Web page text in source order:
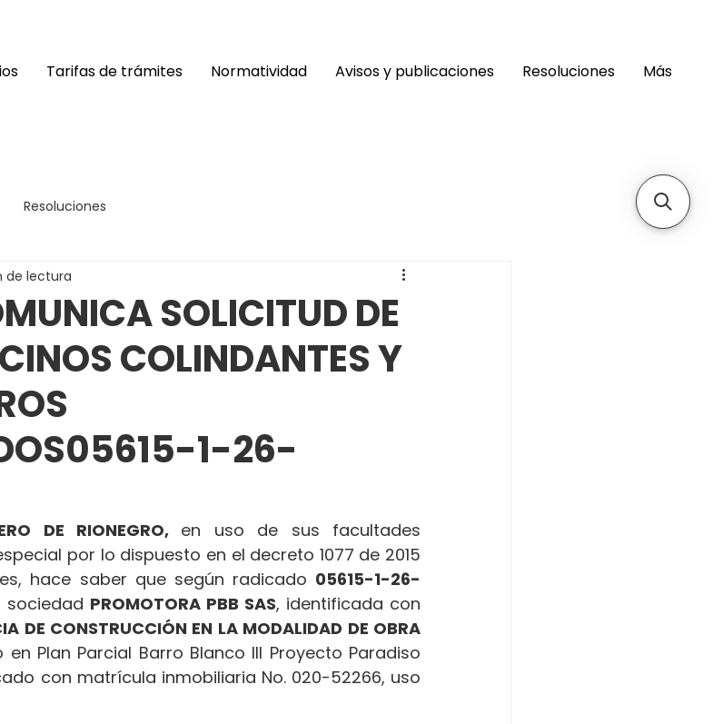
Tarifas de trámites Normatividad Avisos y publicaciones Resoluciones Más
Resoluciones
SOLICITUD DE
COLINDANTES Y
1-26-
de lectura
DE RIONEGRO, en uso de sus facultades
por lo dispuesto en el decreto 1077 de 2015
hace saber que según radicado 05615-1-26-
sociedad PROMOTORA PBB SAS, identificada con
DE CONSTRUCCIÓN EN LA MODALIDAD DE OBRA
Plan Parcial Barro Blanco III Proyecto Paradiso
con matrícula inmobiliaria No. 020-52266, uso